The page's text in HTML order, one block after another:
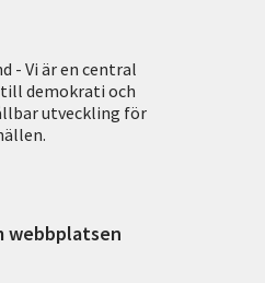
- Vi är en central
demokrati och
utveckling för
webbplatsen